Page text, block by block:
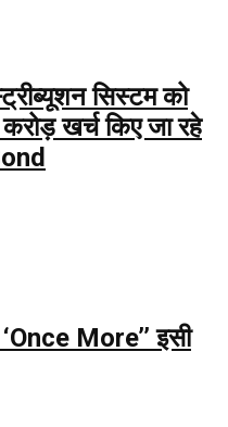
सिस्टम को
खर्च किए जा रहे
More’’ इसी